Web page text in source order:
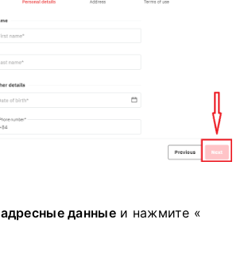
адресные данныеи нажмите «